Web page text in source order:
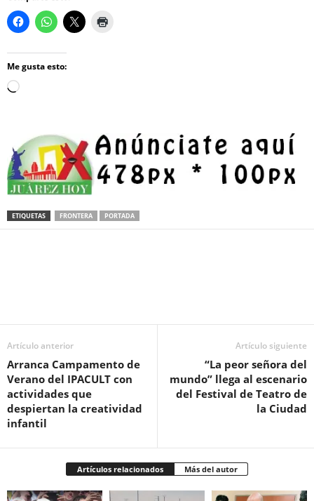
Me gusta esto:
Loading…
ETIQUETAS FRONTERA PORTADA
Artículo anterior
Arranca Campamento de
Verano del IPACULT con
actividades que
despiertan la creatividad
infantil
Artículo siguiente
“La peor señora del
mundo” llega al escenario
del Festival de Teatro de
la Ciudad
Artículos relacionados Más del autor